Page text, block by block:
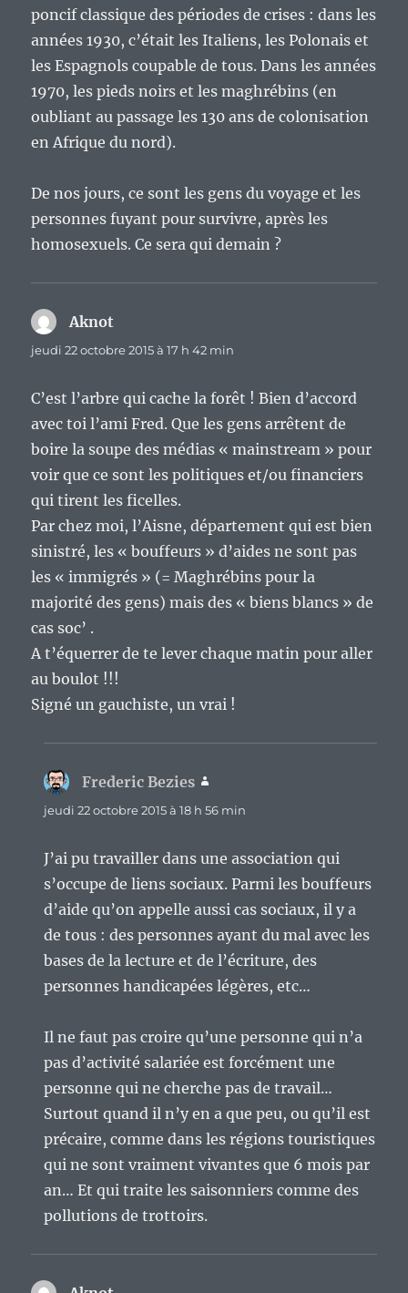
poncif classique des périodes de crises : dans les
années 1930, c’était les Italiens, les Polonais et
les Espagnols coupable de tous. Dans les années
1970, les pieds noirs et les maghrébins (en
oubliant au passage les 130 ans de colonisation
en Afrique du nord).
De nos jours, ce sont les gens du voyage et les
personnes fuyant pour survivre, après les
homosexuels. Ce sera qui demain ?
Aknot
jeudi 22 octobre 2015 à 17 h 42 min
C’est l’arbre qui cache la forêt ! Bien d’accord
avec toi l’ami Fred. Que les gens arrêtent de
boire la soupe des médias « mainstream » pour
voir que ce sont les politiques et/ou financiers
qui tirent les ficelles.
Par chez moi, l’Aisne, département qui est bien
sinistré, les « bouffeurs » d’aides ne sont pas
les « immigrés » (= Maghrébins pour la
majorité des gens) mais des « biens blancs » de
cas soc’ .
A t’équerrer de te lever chaque matin pour aller
au boulot !!!
Signé un gauchiste, un vrai !
Frederic Bezies
jeudi 22 octobre 2015 à 18 h 56 min
J’ai pu travailler dans une association qui
s’occupe de liens sociaux. Parmi les bouffeurs
d’aide qu’on appelle aussi cas sociaux, il y a
de tous : des personnes ayant du mal avec les
bases de la lecture et de l’écriture, des
personnes handicapées légères, etc…
Il ne faut pas croire qu’une personne qui n’a
pas d’activité salariée est forcément une
personne qui ne cherche pas de travail…
Surtout quand il n’y en a que peu, ou qu’il est
précaire, comme dans les régions touristiques
qui ne sont vraiment vivantes que 6 mois par
an… Et qui traite les saisonniers comme des
pollutions de trottoirs.